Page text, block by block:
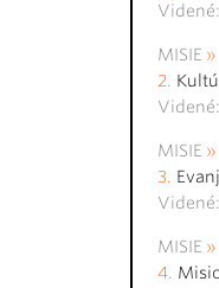
MISIE
MISIE
MISIE